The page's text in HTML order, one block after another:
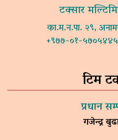
टक्सार
का.म.न.पा. २९,
+९७७-०१-
टिम
प्रधान
गजेन्द्र